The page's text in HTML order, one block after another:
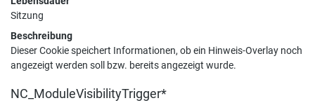
Sitzung
Beschreibung
Dieser Cookie speichert Informationen, ob ein Hinweis-Overlay noch
angezeigt werden soll bzw. bereits angezeigt wurde.
NC_ModuleVisibilityTrigger*